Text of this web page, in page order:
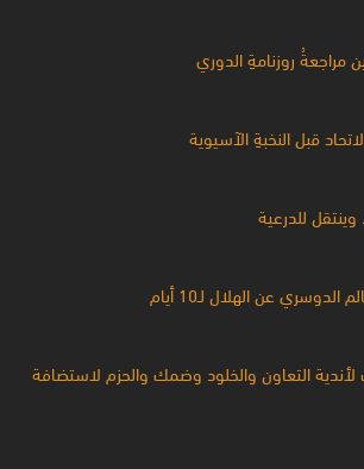
روزنامةِ الدوري
قبل النخبةِ الآسيوية
للدرعية
عن الهلال لـ10 أيام
4 ملاعب لأندية التعاون والخلود وضمك والحزم لاستضافة